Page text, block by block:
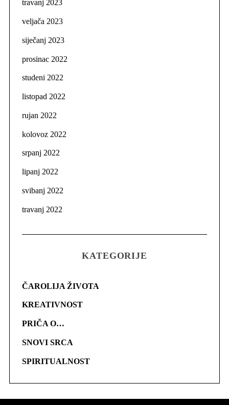
travanj 2023
veljača 2023
siječanj 2023
prosinac 2022
studeni 2022
listopad 2022
rujan 2022
kolovoz 2022
srpanj 2022
lipanj 2022
svibanj 2022
travanj 2022
KATEGORIJE
ČAROLIJA ŽIVOTA
KREATIVNOST
PRIČA O…
SNOVI SRCA
SPIRITUALNOST